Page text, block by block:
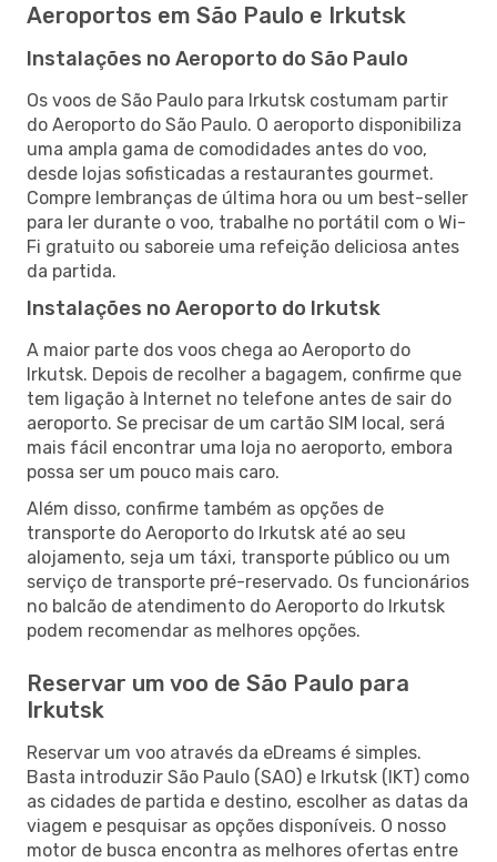
Aeroportos em São Paulo e Irkutsk
Instalações no Aeroporto do São Paulo
Os voos de São Paulo para Irkutsk costumam partir
do Aeroporto do São Paulo. O aeroporto disponibiliza
uma ampla gama de comodidades antes do voo,
desde lojas sofisticadas a restaurantes gourmet.
Compre lembranças de última hora ou um best-seller
para ler durante o voo, trabalhe no portátil com o Wi-
Fi gratuito ou saboreie uma refeição deliciosa antes
da partida.
Instalações no Aeroporto do Irkutsk
A maior parte dos voos chega ao Aeroporto do
Irkutsk. Depois de recolher a bagagem, confirme que
tem ligação à Internet no telefone antes de sair do
aeroporto. Se precisar de um cartão SIM local, será
mais fácil encontrar uma loja no aeroporto, embora
possa ser um pouco mais caro.
Além disso, confirme também as opções de
transporte do Aeroporto do Irkutsk até ao seu
alojamento, seja um táxi, transporte público ou um
serviço de transporte pré-reservado. Os funcionários
no balcão de atendimento do Aeroporto do Irkutsk
podem recomendar as melhores opções.
Reservar um voo de São Paulo para
Irkutsk
Reservar um voo através da eDreams é simples.
Basta introduzir São Paulo (SAO) e Irkutsk (IKT) como
as cidades de partida e destino, escolher as datas da
viagem e pesquisar as opções disponíveis. O nosso
motor de busca encontra as melhores ofertas entre